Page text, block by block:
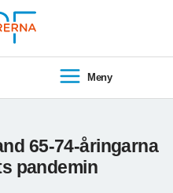
Meny
65-74-åringarna
pandemin